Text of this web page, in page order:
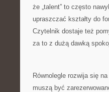
że „talent” to często
upraszczać kształty do
Czytelnik dostaje też
za to z dużą dawką
Równolegle rozwija się
muszą być